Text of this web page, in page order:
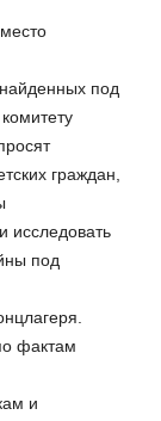
под
граждан,
исследовать
под
фактам
и